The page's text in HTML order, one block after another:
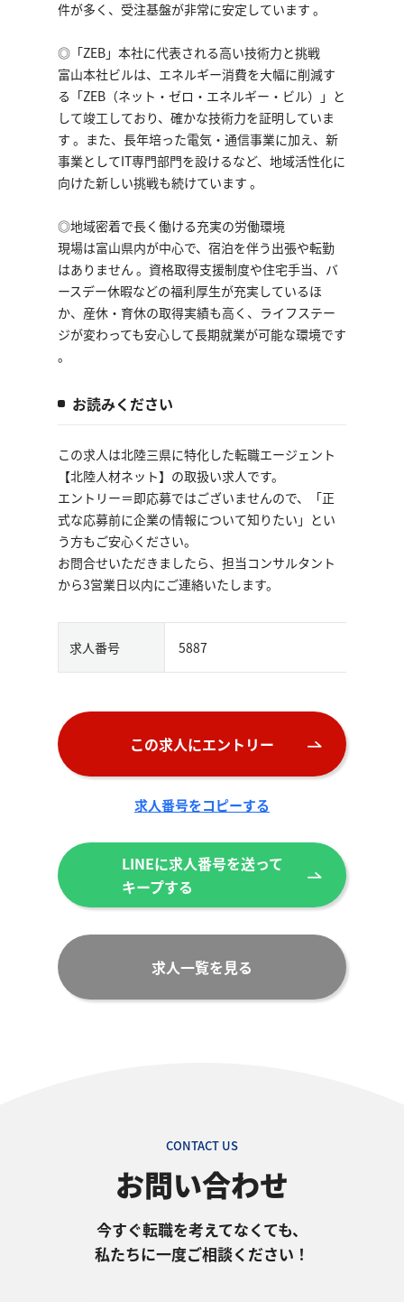
件が多く、受注基盤が非常に安定しています 。
◎「ZEB」本社に代表される高い技術力と挑戦
富山本社ビルは、エネルギー消費を大幅に削減す
る「ZEB（ネット・ゼロ・エネルギー・ビル）」と
して竣工しており、確かな技術力を証明していま
す 。また、長年培った電気・通信事業に加え、新
事業としてIT専門部門を設けるなど、地域活性化に
向けた新しい挑戦も続けています 。
◎地域密着で長く働ける充実の労働環境
現場は富山県内が中心で、宿泊を伴う出張や転勤
はありません 。資格取得支援制度や住宅手当、バ
ースデー休暇などの福利厚生が充実しているほ
か、産休・育休の取得実績も高く、ライフステー
ジが変わっても安心して長期就業が可能な環境です
。
お読みください
この求人は北陸三県に特化した転職エージェント
【北陸人材ネット】の取扱い求人です。
エントリー＝即応募ではございませんので、「正
式な応募前に企業の情報について知りたい」とい
う方もご安心ください。
お問合せいただきましたら、担当コンサルタント
から3営業日以内にご連絡いたします。
求人番号 5887
この求人にエントリー
求人一覧を見る
求人番号をコピーする
LINEに求人番号を送って
キープする
CONTACT US
お問い合わせ
今すぐ転職を考えてなくても、
私たちに一度ご相談ください！